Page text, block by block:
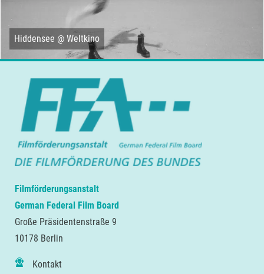
Hiddensee @ Weltkino
Filmförderungsanstalt
German Federal Film Board
Große Präsidentenstraße 9
10178 Berlin
Kontakt